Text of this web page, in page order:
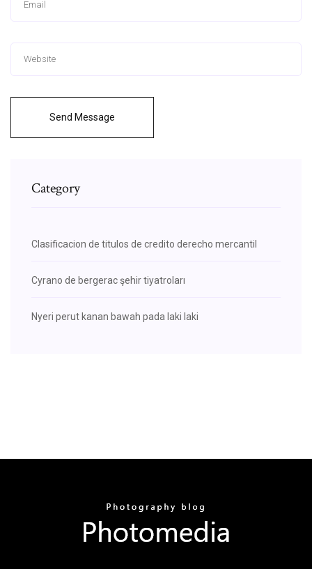
Send Message
Category
Clasificacion de titulos de credito derecho mercantil
Cyrano de bergerac şehir tiyatroları
Nyeri perut kanan bawah pada laki laki